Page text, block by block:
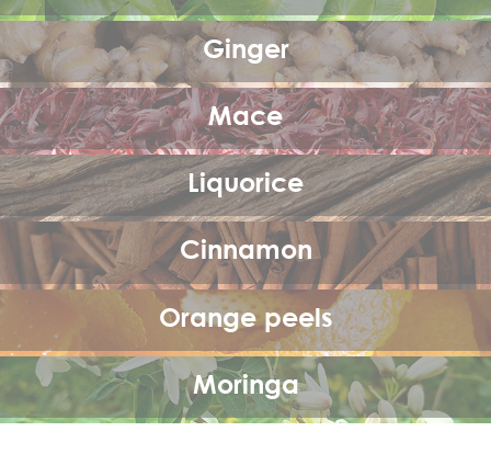
Ginger
Mace
Liquorice
Cinnamon
Orange peels
Moringa